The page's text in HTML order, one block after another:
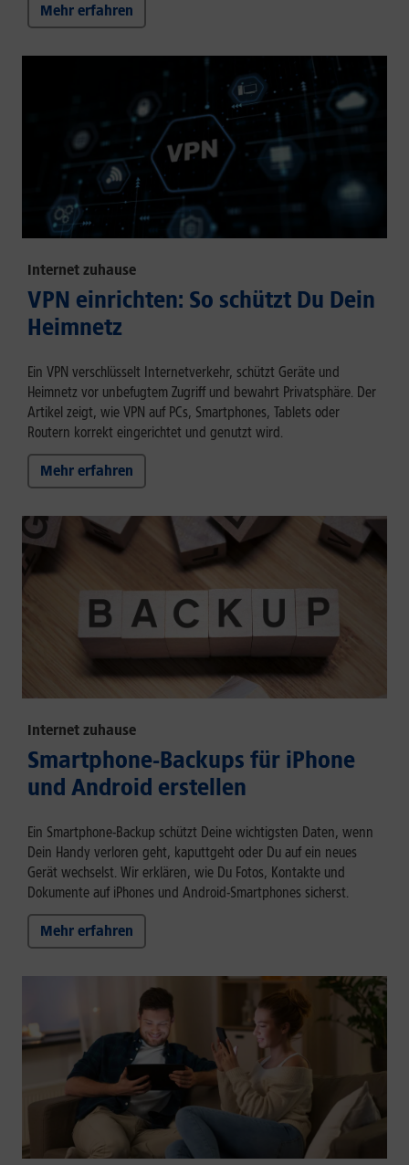
Mehr erfahren
Internet zuhause
VPN einrichten: So schützt Du Dein
Heimnetz
Ein VPN verschlüsselt Internetverkehr, schützt Geräte und
Heimnetz vor unbefugtem Zugriff und bewahrt Privatsphäre. Der
Artikel zeigt, wie VPN auf PCs, Smartphones, Tablets oder
Routern korrekt eingerichtet und genutzt wird.
Mehr erfahren
Internet zuhause
Smartphone-Backups für iPhone
und Android erstellen
Ein Smartphone-Backup schützt Deine wichtigsten Daten, wenn
Dein Handy verloren geht, kaputtgeht oder Du auf ein neues
Gerät wechselst. Wir erklären, wie Du Fotos, Kontakte und
Dokumente auf iPhones und Android-Smartphones sicherst.
Mehr erfahren